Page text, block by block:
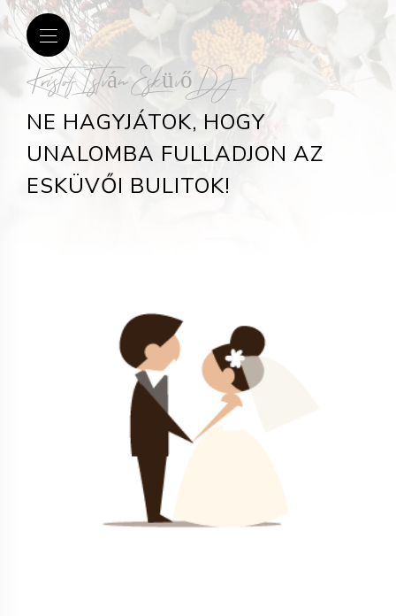
Kristof István Esküvő DJ
NE HAGYJÁTOK, HOGY
UNALOMBA FULLADJON AZ
ESKÜVŐI BULITOK!